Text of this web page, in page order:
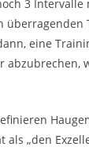
3 Intervalle
überragenden
eine
abzubrechen,
als „den